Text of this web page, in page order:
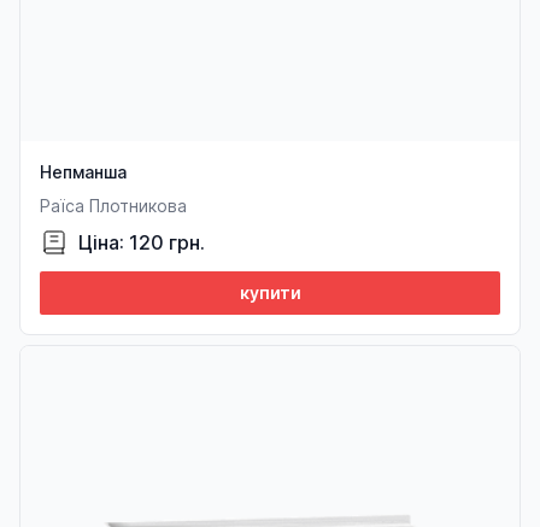
Непманша
Раїса Плотникова
Ціна: 120 грн.
купити